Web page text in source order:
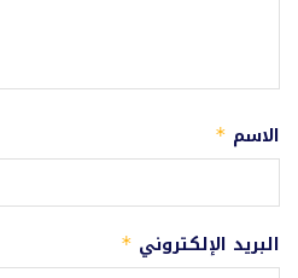
الاسم *
البريد الإلكتروني *